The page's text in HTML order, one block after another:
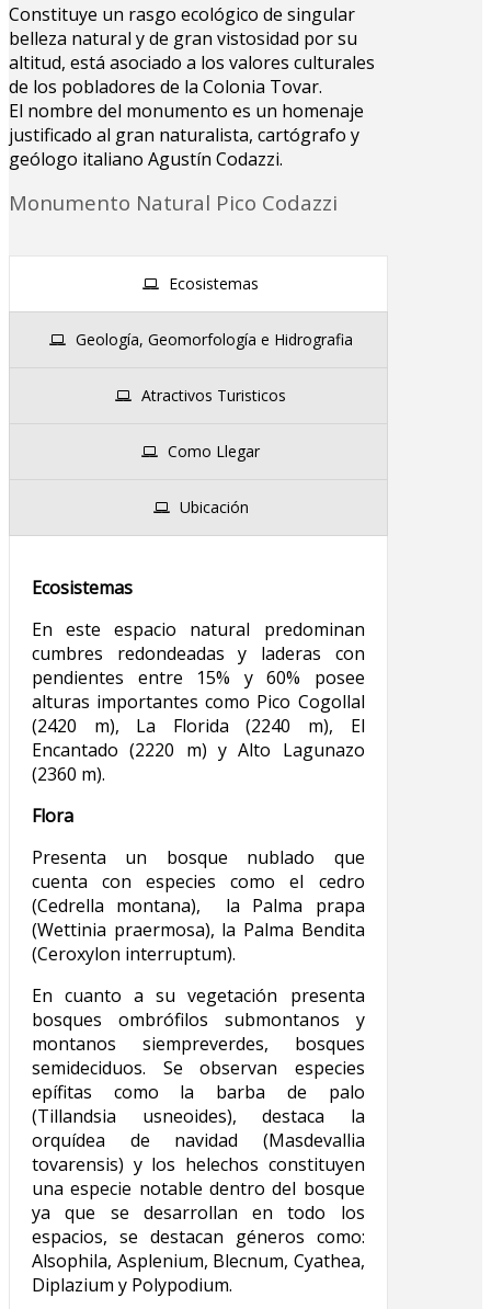
Constituye un rasgo ecológico de singular
belleza natural y de gran vistosidad por su
altitud, está asociado a los valores culturales
de los pobladores de la Colonia Tovar.
El nombre del monumento es un homenaje
justificado al gran naturalista, cartógrafo y
geólogo italiano Agustín Codazzi.
Monumento Natural Pico Codazzi
Ecosistemas
Geología, Geomorfología e Hidrografia
Atractivos Turisticos
Como Llegar
Ubicación
Ecosistemas
En este espacio natural predominan
cumbres redondeadas y laderas con
pendientes entre 15% y 60% posee
alturas importantes como Pico Cogollal
(2420 m), La Florida (2240 m), El
Encantado (2220 m) y Alto Lagunazo
(2360 m).
Flora
Presenta un bosque nublado que
cuenta con especies como el cedro
(Cedrella montana), la Palma prapa
(Wettinia praermosa), la Palma Bendita
(Ceroxylon interruptum).
En cuanto a su vegetación presenta
bosques ombrófilos submontanos y
montanos siempreverdes, bosques
semideciduos. Se observan especies
epífitas como la barba de palo
(Tillandsia usneoides), destaca la
orquídea de navidad (Masdevallia
tovarensis) y los helechos constituyen
una especie notable dentro del bosque
ya que se desarrollan en todo los
espacios, se destacan géneros como:
Alsophila, Asplenium, Blecnum, Cyathea,
Diplazium y Polypodium.